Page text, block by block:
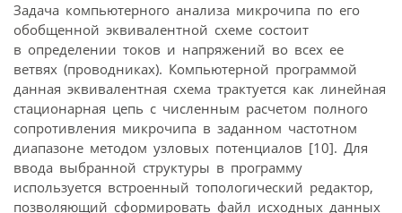
Задача компьютерного анализа микрочипа по его
обобщенной эквивалентной схеме состоит
в определении токов и напряжений во всех ее
ветвях (проводниках). Компьютерной программой
данная эквивалентная схема трактуется как линейная
стационарная цепь с численным расчетом полного
сопротивления микрочипа в заданном частотном
диапазоне методом узловых потенциалов [10]. Для
ввода выбранной структуры в программу
используется встроенный топологический редактор,
позволяющий сформировать файл исходных данных